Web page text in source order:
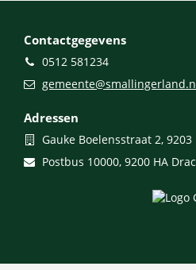
Contactgegevens
Telefoon
0512 581234
E-
Adressen
Bezoekadres
Gauke Boelensstraat 2,
Postadres
Postbus 10000, 9200 HA